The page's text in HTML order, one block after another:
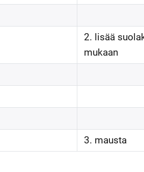
2. lisää
mukaan
3. mausta